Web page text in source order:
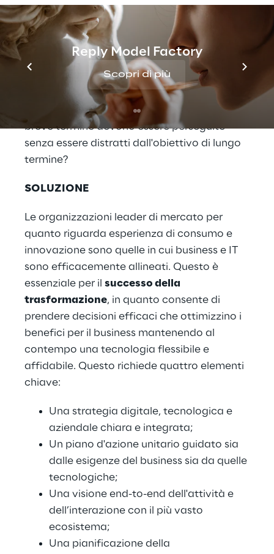
Reply Model Factory
Scopri di più
Tuttavia, raramente si ha la possibilità di
concentrarsi esclusivamente sulla
trasformazione perché nella realtà le
aziende non possono mettere in secondo
piano la stabilità operativa e la crescita
incrementale dei profitti. Quali iniziative di
breve termine devono essere perseguite
senza essere distratti dall'obiettivo di lungo
termine?
SOLUZIONE
Le organizzazioni leader di mercato per
quanto riguarda esperienza di consumo e
innovazione sono quelle in cui business e IT
sono efficacemente allineati. Questo è
essenziale per il successo della
trasformazione, in quanto consente di
prendere decisioni efficaci che ottimizzino i
benefici per i​l business mantenendo al
contempo una tecnologia flessibile e
affidabile. Questo richiede quattro elementi
chiave:
Una strategia digitale, tecnologica e
aziendale chiara e integrata;
Un piano d'azione unitario guidato sia
dalle esigenze del business sia da quelle
tecnologiche;
Una visione end-to-end dell'attività e
dell’interazione con il più vasto
ecosistema;
Una pianificazione della